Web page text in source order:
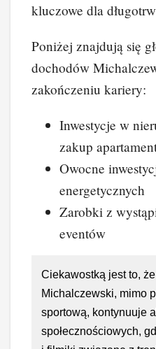
kluczowe dla
Poniżej znajdują się
dochodów
zakończeniu kariery:
Inwestycje w
zakup
Owocne
energetycznych
Zarobki z
eventów
Ciekawostką jest to,
Michalczewski, mimo
sportową, kontynuuje
społecznościowych,